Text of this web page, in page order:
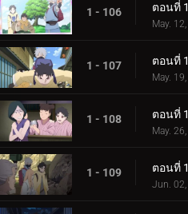
1 - 106
May.
1 - 107
May.
1 - 108
May.
1 - 109
Jun.